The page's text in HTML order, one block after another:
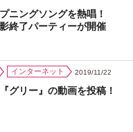
ニングソングを熱唱！
終了パーティーが開催
インターネット 2019/11/22
グリー』の動画を投稿！